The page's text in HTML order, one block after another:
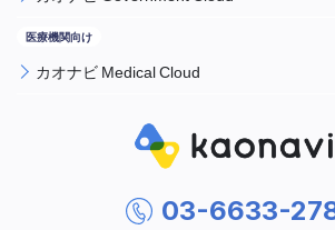
カオナビ Medical Cloud
03-6633-